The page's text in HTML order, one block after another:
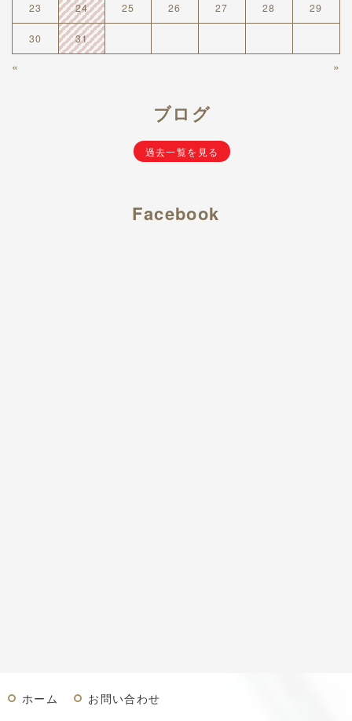
23 24 25 26 27 28 29
30 31
« »
ブログ
過去一覧を見る
Facebook
ホーム お問い合わせ